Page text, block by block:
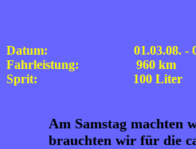
Datum: 01.03.08.
Fahrleistung: 960 km
Sprit: 100 Liter
Am Samstag machten
brauchten wir für die